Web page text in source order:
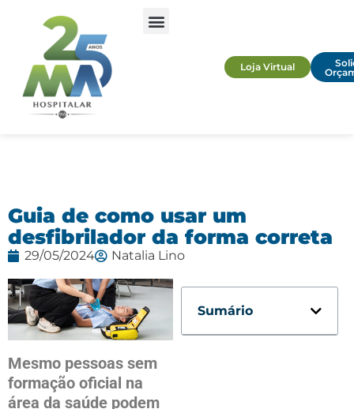
Loja Virtual
Guia de como usar um
desfibrilador da forma correta
29/05/2024 Natalia Lino
Mesmo pessoas sem
formação oficial na
área da saúde podem
Sumário